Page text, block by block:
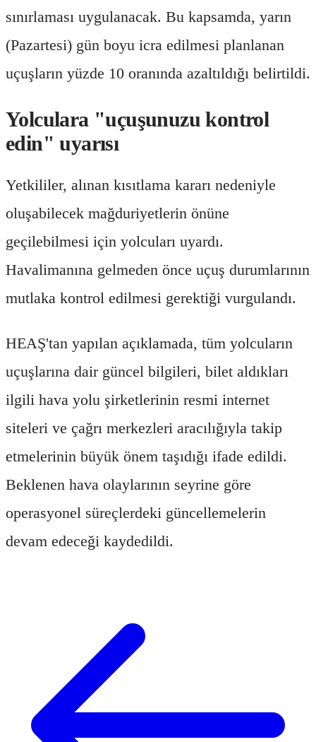
sınırlaması uygulanacak. Bu kapsamda, yarın
(Pazartesi) gün boyu icra edilmesi planlanan
uçuşların yüzde 10 oranında azaltıldığı belirtildi.
Yolculara "uçuşunuzu kontrol
edin" uyarısı
Yetkililer, alınan kısıtlama kararı nedeniyle
oluşabilecek mağduriyetlerin önüne
geçilebilmesi için yolcuları uyardı.
Havalimanına gelmeden önce uçuş durumlarının
mutlaka kontrol edilmesi gerektiği vurgulandı.
HEAŞ'tan yapılan açıklamada, tüm yolcuların
uçuşlarına dair güncel bilgileri, bilet aldıkları
ilgili hava yolu şirketlerinin resmi internet
siteleri ve çağrı merkezleri aracılığıyla takip
etmelerinin büyük önem taşıdığı ifade edildi.
Beklenen hava olaylarının seyrine göre
operasyonel süreçlerdeki güncellemelerin
devam edeceği kaydedildi.